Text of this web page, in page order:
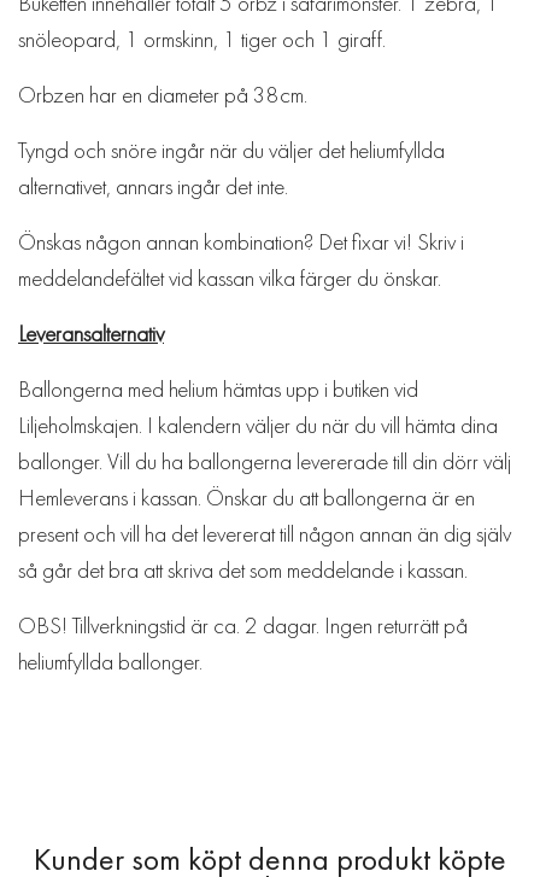
snöleopard, 1 ormskinn, 1 tiger och 1 giraff.
Orbzen har en diameter på 38cm.
Tyngd och snöre ingår när du väljer det heliumfyllda
alternativet, annars ingår det inte.
Önskas någon annan kombination? Det fixar vi! Skriv i
meddelandefältet vid kassan vilka färger du önskar.
Leveransalternativ
Ballongerna med helium hämtas upp i butiken vid
Liljeholmskajen. I kalendern väljer du när du vill hämta dina
ballonger. Vill du ha ballongerna levererade till din dörr välj
Hemleverans i kassan. Önskar du att ballongerna är en
present och vill ha det levererat till någon annan än dig själv
så går det bra att skriva det som meddelande i kassan.
OBS! Tillverkningstid är ca. 2 dagar. Ingen returrätt på
heliumfyllda ballonger.